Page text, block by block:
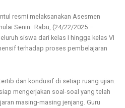
resmi melaksanakan Asesmen
Senin–Rabu, (24/22/2025 –
siswa dari kelas I hingga kelas VI
terhadap proses pembelajaran
dan kondusif di setiap ruang ujian.
mengerjakan soal-soal yang telah
masing-masing jenjang. Guru